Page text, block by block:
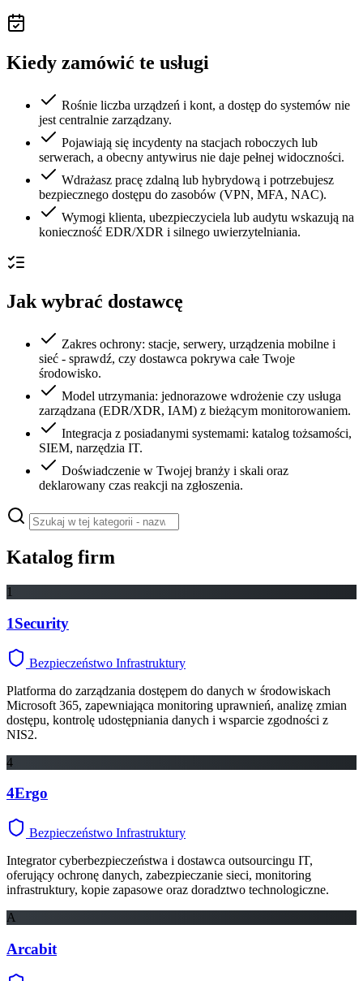
Kiedy zamówić te usługi
Rośnie liczba urządzeń i kont, a dostęp do systemów nie
jest centralnie zarządzany.
Pojawiają się incydenty na stacjach roboczych lub
serwerach, a obecny antywirus nie daje pełnej widoczności.
Wdrażasz pracę zdalną lub hybrydową i potrzebujesz
bezpiecznego dostępu do zasobów (VPN, MFA, NAC).
Wymogi klienta, ubezpieczyciela lub audytu wskazują na
konieczność EDR/XDR i silnego uwierzytelniania.
Jak wybrać dostawcę
Zakres ochrony: stacje, serwery, urządzenia mobilne i
sieć - sprawdź, czy dostawca pokrywa całe Twoje
środowisko.
Model utrzymania: jednorazowe wdrożenie czy usługa
zarządzana (EDR/XDR, IAM) z bieżącym monitorowaniem.
Integracja z posiadanymi systemami: katalog tożsamości,
SIEM, narzędzia IT.
Doświadczenie w Twojej branży i skali oraz
deklarowany czas reakcji na zgłoszenia.
Katalog firm
1
1Security
Bezpieczeństwo Infrastruktury
Platforma do zarządzania dostępem do danych w środowiskach
Microsoft 365, zapewniająca monitoring uprawnień, analizę zmian
dostępu, kontrolę udostępniania danych i wsparcie zgodności z
NIS2.
4
4Ergo
Bezpieczeństwo Infrastruktury
Integrator cyberbezpieczeństwa i dostawca outsourcingu IT,
oferujący ochronę danych, zabezpieczanie sieci, monitoring
infrastruktury, kopie zapasowe oraz doradztwo technologiczne.
A
Arcabit